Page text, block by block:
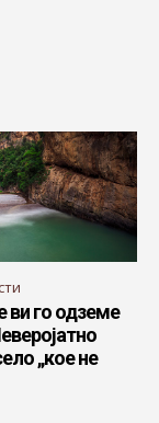
ви го одземе
„кое не